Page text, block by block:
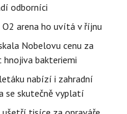
odborníci
O2 arena ho uvítá v říjnu
Nobelovu cenu za
hnojiva bakteriemi
nabízí i zahradní
se skutečně vyplatí